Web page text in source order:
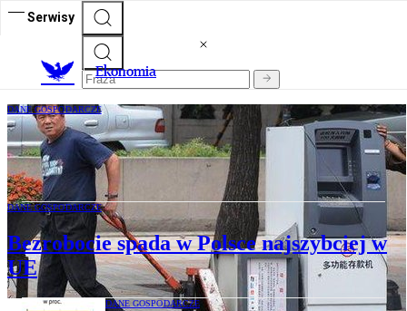
Serwisy
Ekonomia
DANE GOSPODARCZE
Hamowanie drożejącego juana
DANE GOSPODARCZE
Bezrobocie spada w Polsce najszybciej w
UE
DANE GOSPODARCZE